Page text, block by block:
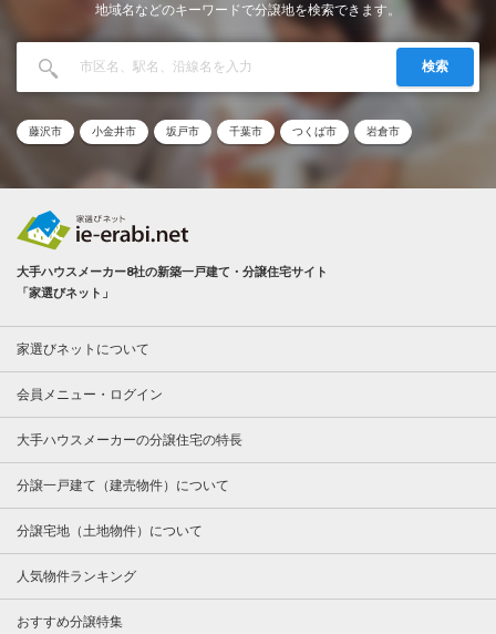
地域名などのキーワードで分譲地を検索できます。
検索
藤沢市 小金井市 坂戸市 千葉市 つくば市 岩倉市
大手ハウスメーカー8社の新築一戸建て・分譲住宅サイト
「家選びネット」
家選びネットについて
会員メニュー・ログイン
大手ハウスメーカーの分譲住宅の特長
分譲一戸建て（建売物件）について
分譲宅地（土地物件）について
人気物件ランキング
おすすめ分譲特集